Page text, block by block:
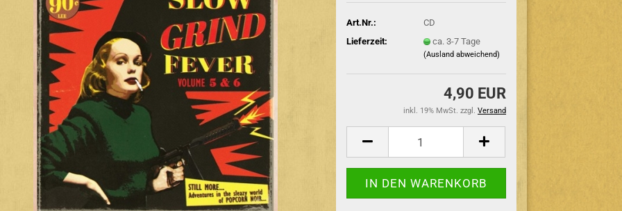
Art.Nr.:
CD
Lieferzeit:
ca. 3-7 Tage
(Ausland abweichend)
4,90 EUR
inkl. 19% MwSt. zzgl. Versand